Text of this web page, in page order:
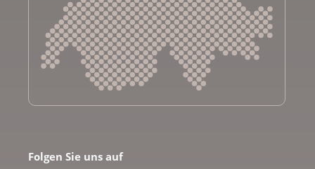
Krebsliga Bern
Folgen Sie uns auf